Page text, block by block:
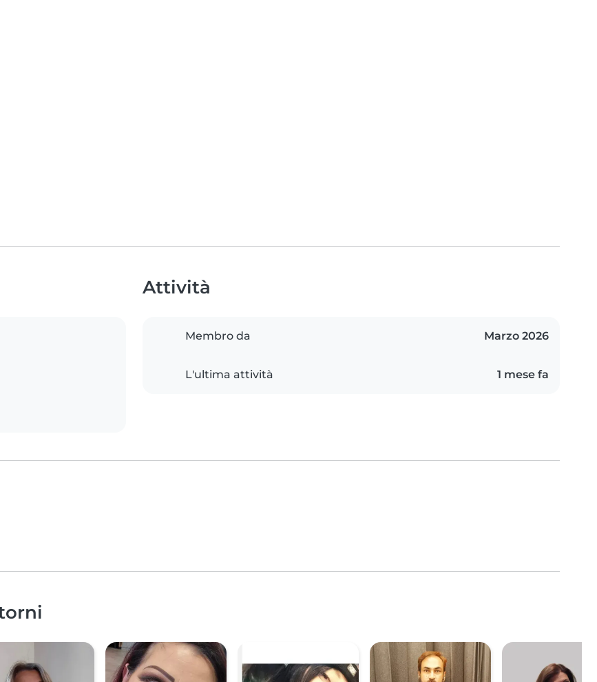
Attività
Membro da Marzo 2026
L'ultima attività 1 mese fa